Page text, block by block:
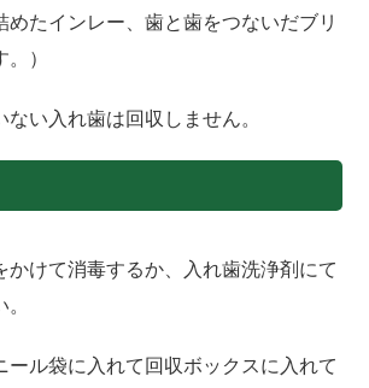
めたインレー、歯と歯をつないだブリ
）
ない入れ歯は回収しません。
かけて消毒するか、入れ歯洗浄剤にて
ール袋に入れて回収ボックスに入れて